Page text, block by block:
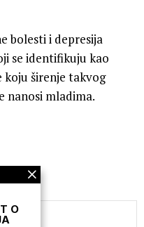
bolesti i depresija
se identifikuju kao
koju širenje takvog
nanosi mladima.
O